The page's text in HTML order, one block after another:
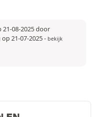
08-2025 door
21-07-2025- bekijk